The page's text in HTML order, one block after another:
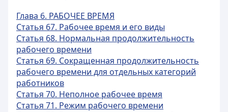
Глава 6. РАБОЧЕЕ ВРЕМЯ
Статья 67. Рабочее время и его виды
Статья 68. Нормальная продолжительность
рабочего времени
Статья 69. Сокращенная продолжительность
рабочего времени для отдельных категорий
работников
Статья 70. Неполное рабочее время
Статья 71. Режим рабочего времени